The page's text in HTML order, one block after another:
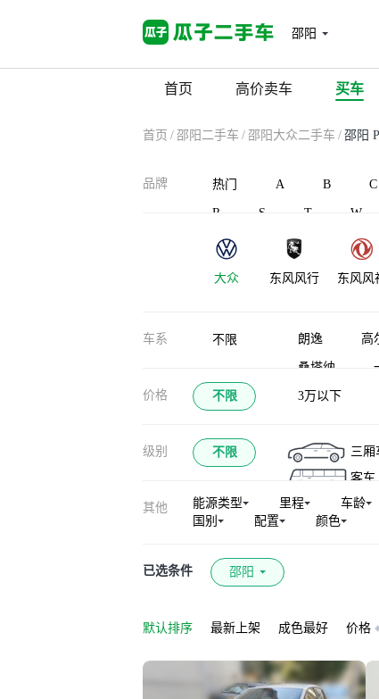
邵阳
首页 高价卖车 买车
首页 / 邵阳二手车 / 邵阳大众二手车 / 邵阳
品牌 热门 A B C
R S T W
大众 东风风行 东风风
大运 东风御风 大力牛
车系 不限 朗逸 高
桑塔纳
ID.4 X
探岳X
ID.6 CROZZ
朗境 宝
价格 不限 3万以下
级别 不限 三厢
客车
其他 能源类型 里程 车龄
国别
配置 颜色
已选条件 邵阳
默认排序 最新上架 成色最好 价格